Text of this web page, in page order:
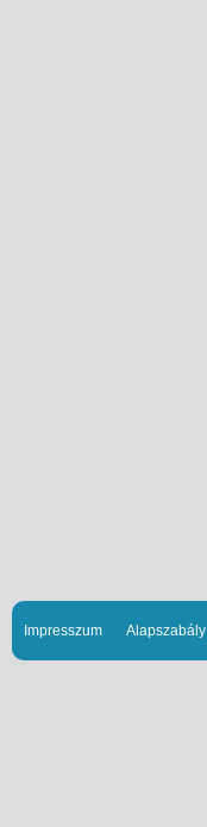
Impresszum Alapszabály